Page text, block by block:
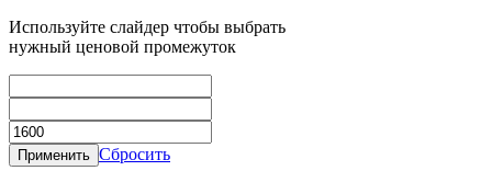
Используйте слайдер чтобы выбрать
нужный ценовой промежуток
Применить Сбросить